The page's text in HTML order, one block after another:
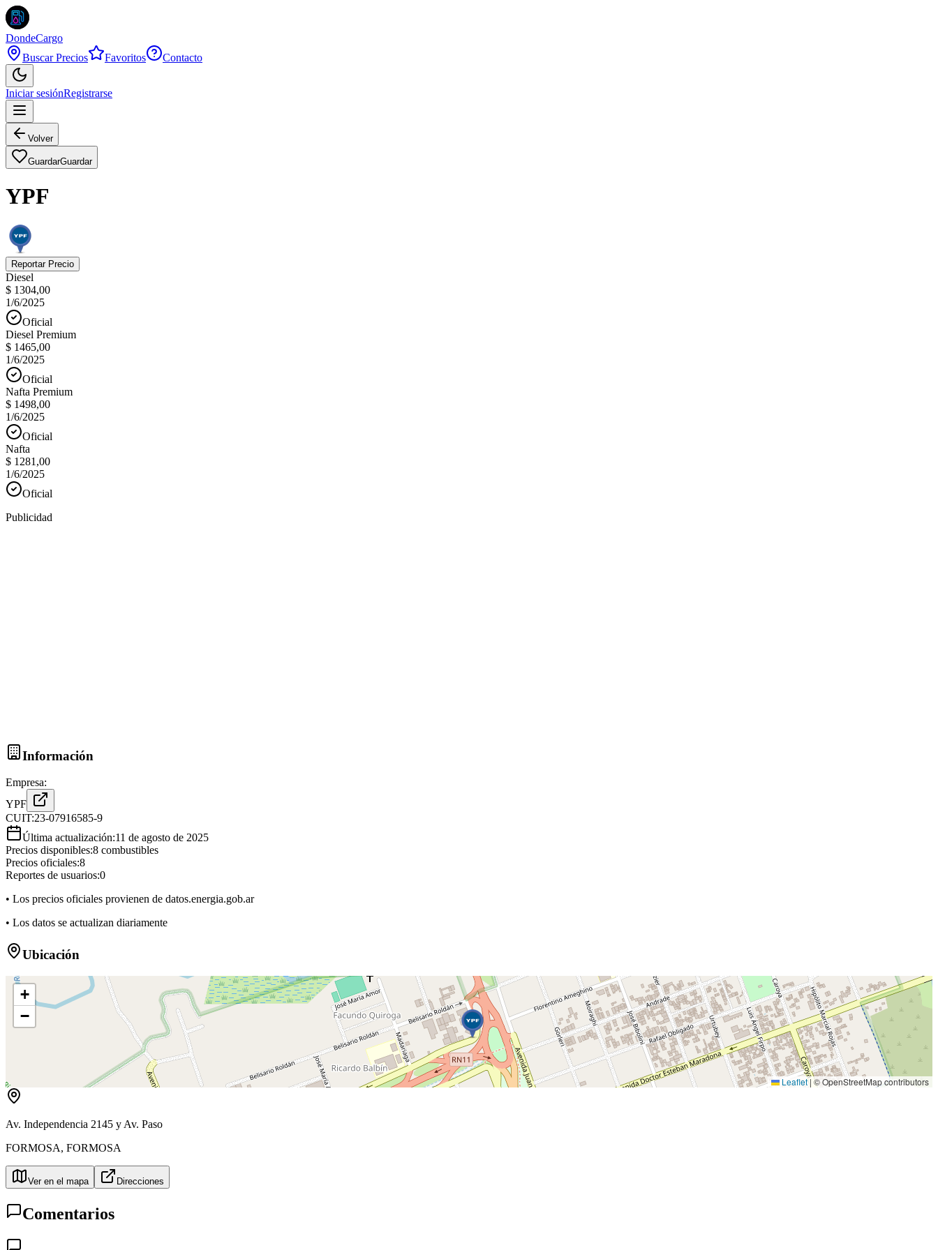
DondeCargo
Buscar Precios
Favoritos Contacto
Iniciar sesiónRegistrarse
Volver
GuardarGuardar
YPF
Reportar Precio
Diesel
$ 1304,00
1/6/2025
Oficial
Diesel Premium
$ 1465,00
1/6/2025
Oficial
Nafta Premium
$ 1498,00
1/6/2025
Oficial
Nafta
$ 1281,00
1/6/2025
Oficial
Publicidad
Información
Empresa:
YPF
CUIT:23-07916585-9
Última actualización:11 de agosto de 2025
Precios disponibles:8 combustibles
Precios oficiales:8
Reportes de usuarios:0
• Los precios oficiales provienen de datos.energia.gob.ar
• Los datos se actualizan diariamente
Ubicación
+
−
Leaflet| © OpenStreetMap contributors
Av. Independencia 2145 y Av. Paso
FORMOSA, FORMOSA
Ver en el mapa Direcciones
Comentarios